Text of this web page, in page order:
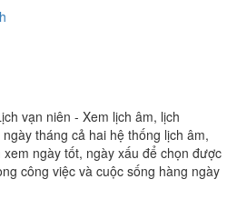
vạn niên - Xem lịch âm, lịch
tháng cả hai hệ thống lịch âm,
ngày tốt, ngày xấu để chọn được
công việc và cuộc sống hàng ngày